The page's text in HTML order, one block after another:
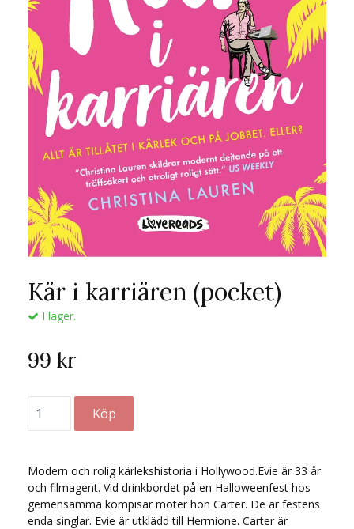
Kär i karriären (pocket)
I lager.
99 kr
Modern och rolig kärlekshistoria i Hollywood.Evie är 33 år
och filmagent. Vid drinkbordet på en Halloweenfest hos
gemensamma kompisar möter hon Carter. De är festens
enda singlar. Evie är utklädd till Hermione. Carter är